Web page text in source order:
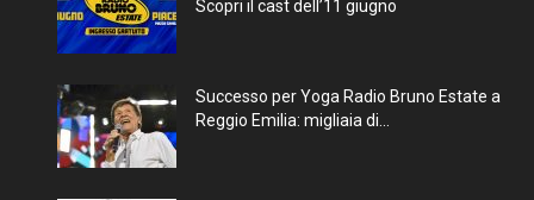
Scopri il cast dell’11 giugno
Successo per Yoga Radio Bruno Estate a
Reggio Emilia: migliaia di...